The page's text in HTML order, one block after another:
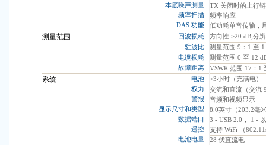
本底噪声测量
TX 关闭时的上行
频率扫描
频率响应
DAS 功能
低功耗单音传输，
测量范围 回波损耗
方向性 >20 dB;分
驻波比
测量范围 9：1 至
电缆损耗
测量范围 0 至 12
故障距离
VSWR 范围 17：1
系统 电池
>3小时（充满电）
权力
交流和直流（交流
警报
音频和视频显示
显示尺寸和类型
8.0英寸（203.2毫
数据端口
3 - USB 2.0， 1 -
遥控
支持 WiFi （
电池电量
28 伏直流电